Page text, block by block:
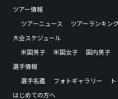
ツアー情報
ツアーニュース
ツアーランキン
大会スケジュール
米国男子
米国女子 国内男子
選手情報
選手名鑑
フォトギャラリー
はじめての方へ